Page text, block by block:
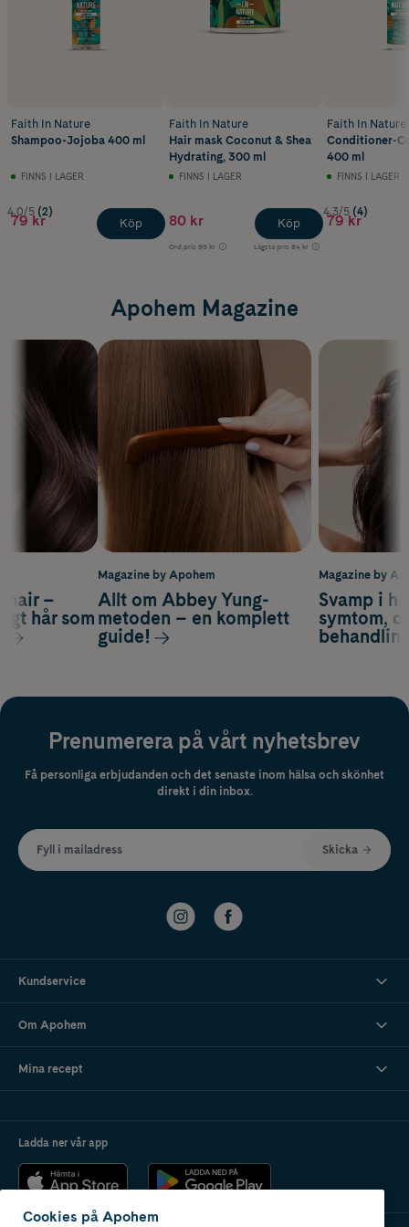
Faith In Nature
Shampoo-Jojoba 400 ml
FINNS I LAGER
4.0/5 (2)
79 kr Köp
Faith In Nature
Hair mask Coconut & Shea
Hydrating, 300 ml
FINNS I LAGER
80 kr
Ord.pris 99 kr Lägsta pris 84 kr
Köp
Faith In Nature
Conditioner-
400 ml
FINNS I LAGER
4.3/5 (4)
79 kr
Apohem Magazine
Magazine by
Svamp i
symtom,
hair –
hår som
Magazine by Apohem
Allt om Abbey Yung-
metoden – en komplett
guide!
Prenumerera på vårt nyhetsbrev
Få personliga erbjudanden och det senaste inom hälsa och skönhet
direkt i din inbox.
Fyll i mailadress Skicka
Kundservice
Om Apohem
Mina recept
Ladda ner vår app
Cookies på Apohem